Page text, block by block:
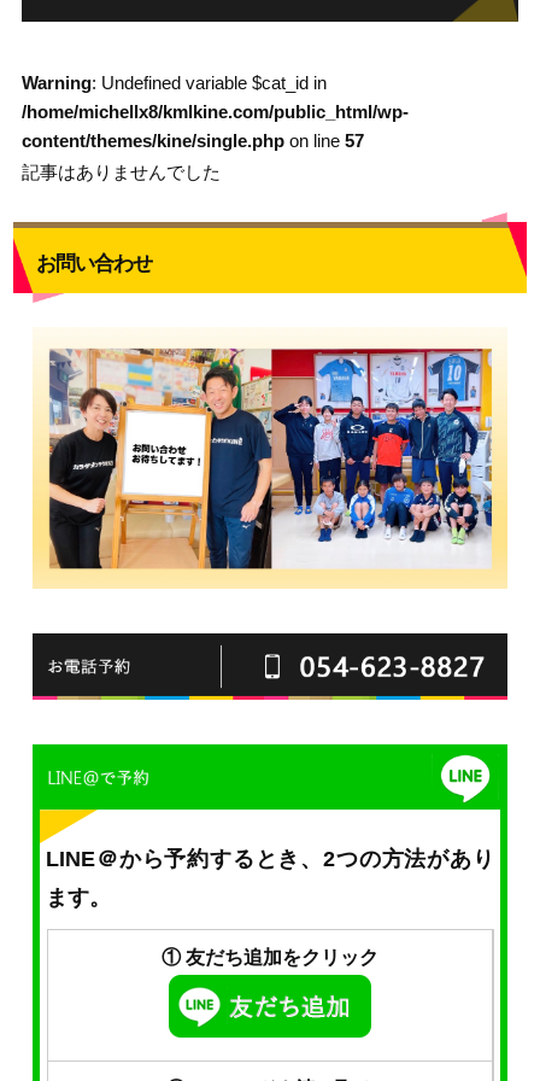
Warning: Undefined variable $cat_id in
/home/michellx8/kmlkine.com/public_html/wp-
content/themes/kine/single.phpon line 57
記事はありませんでした
お問い合わせ
LINE＠から予約するとき、2つの方法があり
ます。
① 友だち追加をクリック